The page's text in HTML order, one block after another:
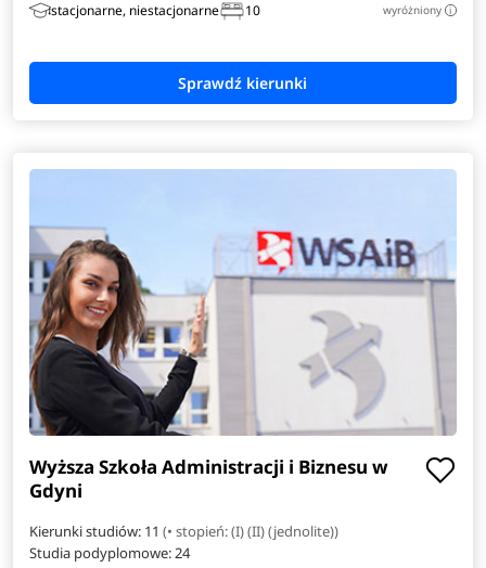
Elektroradiologia
Filologia hiszpańska
Filologia włoska
Finance
Informatyka w biznesie
Inżynieria danych
Inżynieria i analiza danych
stacjonarne, niestacjonarne 10 wyróżniony i
Wyższa Szkoła Administracji i Biznesu w
Gdyni
Kierunki studiów: 11(• stopień: (I) (II) (jednolite))
Studia podyplomowe:24